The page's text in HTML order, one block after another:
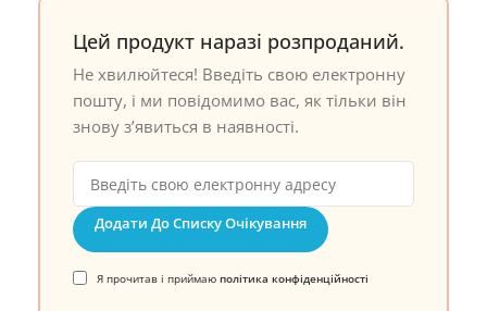
Цей продукт наразі розпроданий.
Не хвилюйтеся! Введіть свою електронну
пошту, і ми повідомимо вас, як тільки він
знову з’явиться в наявності.
Додати До Списку Очікування
Я прочитав і приймаю політика конфіденційності